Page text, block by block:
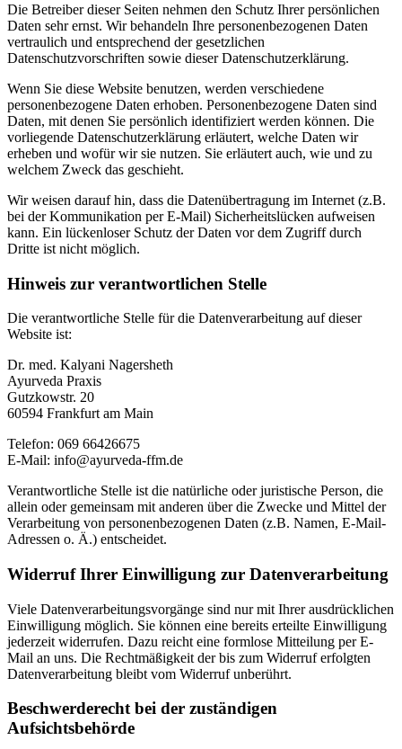
Die Betreiber dieser Seiten nehmen den Schutz Ihrer persönlichen
Daten sehr ernst. Wir behandeln Ihre personenbezogenen Daten
vertraulich und entsprechend der gesetzlichen
Datenschutzvorschriften sowie dieser Datenschutzerklärung.
Wenn Sie diese Website benutzen, werden verschiedene
personenbezogene Daten erhoben. Personenbezogene Daten sind
Daten, mit denen Sie persönlich identifiziert werden können. Die
vorliegende Datenschutzerklärung erläutert, welche Daten wir
erheben und wofür wir sie nutzen. Sie erläutert auch, wie und zu
welchem Zweck das geschieht.
Wir weisen darauf hin, dass die Datenübertragung im Internet (z.B.
bei der Kommunikation per E-Mail) Sicherheitslücken aufweisen
kann. Ein lückenloser Schutz der Daten vor dem Zugriff durch
Dritte ist nicht möglich.
Hinweis zur verantwortlichen Stelle
Die verantwortliche Stelle für die Datenverarbeitung auf dieser
Website ist:
Dr. med. Kalyani Nagersheth
Ayurveda Praxis
Gutzkowstr. 20
60594 Frankfurt am Main
Telefon: 069 66426675
E-Mail: info@ayurveda-ffm.de
Verantwortliche Stelle ist die natürliche oder juristische Person, die
allein oder gemeinsam mit anderen über die Zwecke und Mittel der
Verarbeitung von personenbezogenen Daten (z.B. Namen, E-Mail-
Adressen o. Ä.) entscheidet.
Widerruf Ihrer Einwilligung zur Datenverarbeitung
Viele Datenverarbeitungsvorgänge sind nur mit Ihrer ausdrücklichen
Einwilligung möglich. Sie können eine bereits erteilte Einwilligung
jederzeit widerrufen. Dazu reicht eine formlose Mitteilung per E-
Mail an uns. Die Rechtmäßigkeit der bis zum Widerruf erfolgten
Datenverarbeitung bleibt vom Widerruf unberührt.
Beschwerderecht bei der zuständigen
Aufsichtsbehörde